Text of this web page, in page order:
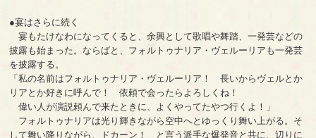
●宴はさらに続く
宴もたけなわになってくると、余興として歌唱や舞踏、一発芸などの
披露も始まった。ならばと、フォルトゥナリア・ヴェルーリアも一発芸
を披露する。
「私の名前はフォルトゥナリア・ヴェルーリア！ 長いからヴェルとか
リアとか好きに呼んで！ 依頼で会ったらよろしくね！
偉い人が演説頼んで来たときに、よくやってたやつ行くよ！」
フォルトゥナリアは光り輝きながら空中へとゆっくり舞い上がる。そ
して舞い降りながら、ドカーン！ と言う派手な爆発音と共に、辺りに